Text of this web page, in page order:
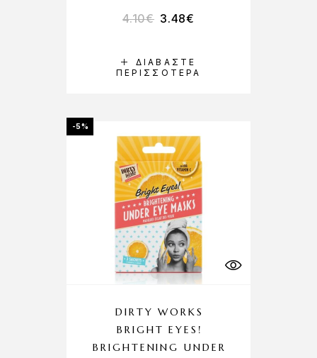
ΔΙΑΒΆΣΤΕ
ΠΕΡΙΣΣΌΤΕΡΑ
4.10€ 3.48€
-5%
DIRTY WORKS
BRIGHT EYES!
BRIGHTENING UNDER